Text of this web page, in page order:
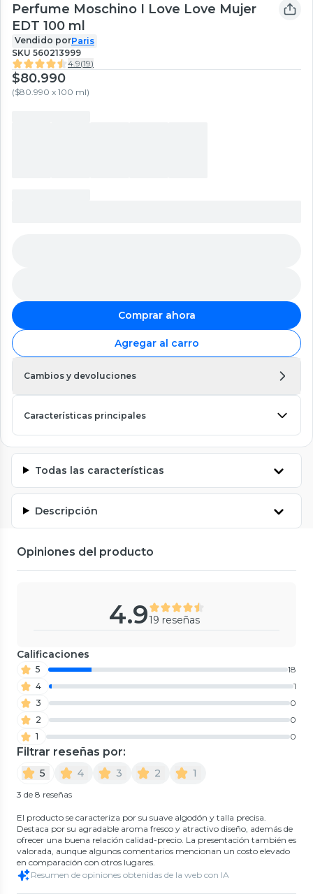
Perfume Moschino I Love Love Mujer
EDT 100 ml
Vendido porParis
SKU 560213999
4.9(19)
$80.990
($80.990 x 100 ml)
Comprar ahora
Agregar al carro
Cambios y devoluciones
Características principales
Todas las características
Descripción
Opiniones del producto
4.919 reseñas
Calificaciones
5
18
4
1
3
0
2
0
1
0
Filtrar reseñas por:
5 4 3 2 1
3 de 8 reseñas
El producto se caracteriza por su suave algodón y talla precisa.
Destaca por su agradable aroma fresco y atractivo diseño, además de
ofrecer una buena relación calidad-precio. La presentación también es
valorada, aunque algunos comentarios mencionan un costo elevado
en comparación con otros lugares.
Resumen de opiniones obtenidas de la web con IA